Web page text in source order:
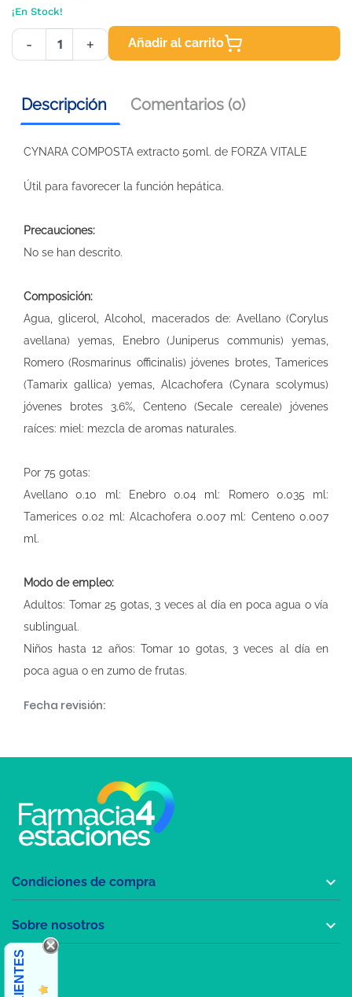
¡En Stock!
- + Añadir al carrito
Descripción Comentarios (0)
CYNARA COMPOSTA extracto 50ml. de FORZA VITALE
Útil para favorecer la función hepática.
Precauciones:
No se han descrito.
Composición:
Agua, glicerol, Alcohol, macerados de: Avellano (Corylus
avellana) yemas, Enebro (Juniperus communis) yemas,
Romero (Rosmarinus officinalis) jóvenes brotes, Tamerices
(Tamarix gallica) yemas, Alcachofera (Cynara scolymus)
jóvenes brotes 3.6%, Centeno (Secale cereale) jóvenes
raíces: miel: mezcla de aromas naturales.
Por 75 gotas:
Avellano 0.10 ml: Enebro 0.04 ml: Romero 0.035 ml:
Tamerices 0.02 ml: Alcachofera 0.007 ml: Centeno 0.007
ml.
Modo de empleo:
Adultos: Tomar 25 gotas, 3 veces al día en poca agua o vía
sublingual.
Niños hasta 12 años: Tomar 10 gotas, 3 veces al día en
poca agua o en zumo de frutas.
Fecha revisión:
Condiciones de compra 
Sobre nosotros 